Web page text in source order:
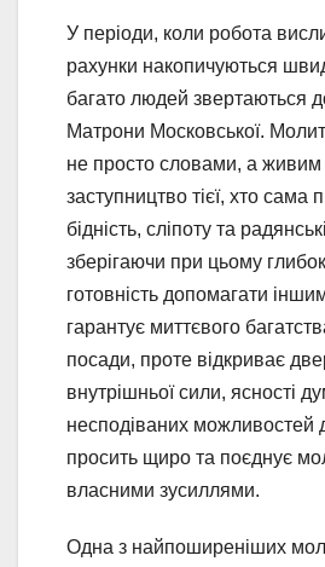
У періоди, коли робота
рахунки накопичуються
багато людей звертаються
Матрони Московської.
не просто словами, а
заступництво тієї, хто сама
бідність, сліпоту та
зберігаючи при цьому
готовність допомагати
гарантує миттєвого
посади, проте відкриває
внутрішньої сили, ясності
несподіваних можливостей
просить щиро та поєднує
власними зусиллями.
Одна з найпоширеніших